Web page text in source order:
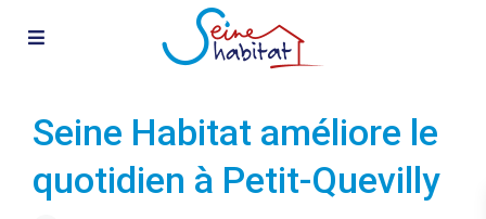
Seine Habitat améliore le
quotidien à Petit-Quevilly